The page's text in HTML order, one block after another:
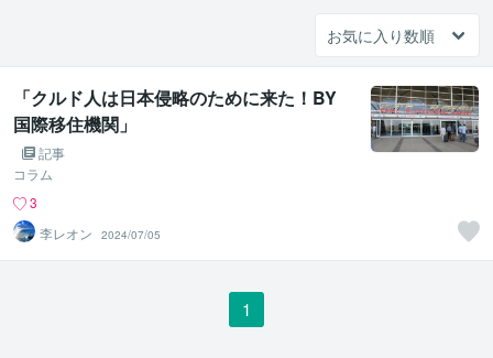
「クルド人は日本侵略のために来た！BY
国際移住機関」
記事
コラム
3
李レオン
2024/07/05
1